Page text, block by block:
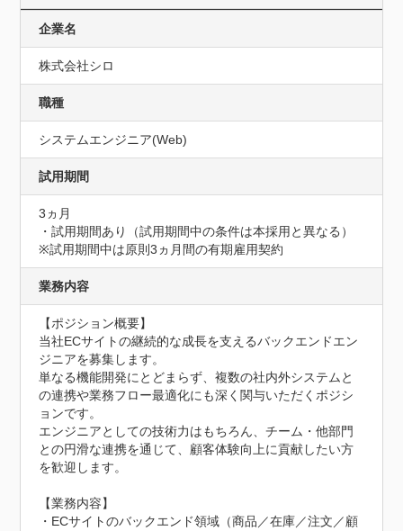
企業名
株式会社シロ
職種
システムエンジニア(Web)
試用期間
3ヵ月
・試用期間あり（試用期間中の条件は本採用と異なる）
※試用期間中は原則3ヵ月間の有期雇用契約
業務内容
【ポジション概要】
当社ECサイトの継続的な成長を支えるバックエンドエン
ジニアを募集します。
単なる機能開発にとどまらず、複数の社内外システムと
の連携や業務フロー最適化にも深く関与いただくポジシ
ョンです。
エンジニアとしての技術力はもちろん、チーム・他部門
との円滑な連携を通じて、顧客体験向上に貢献したい方
を歓迎します。
【業務内容】
・ECサイトのバックエンド領域（商品／在庫／注文／顧